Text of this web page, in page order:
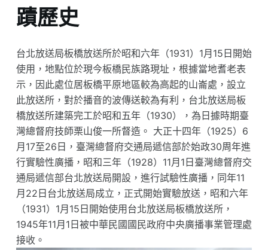
蹟歷史
台北放送局板橋放送所於昭和六年（1931）1月15日開始
使用，地點位於現今板橋民族路現址，根據當地耆老表
示，因此處位居板橋平原地區較為高起的山崙處，設立
此放送所，對於播音的波傳送較為有利，台北放送局板
橋放送所建築完工於昭和五年（1930），為日據時期臺
灣總督府技師栗山俊一所督造。 大正十四年（1925）6
月17至26日，臺灣總督府交通局遞信部於始政30周年進
行實驗性廣播，昭和三年（1928）11月1日臺灣總督府交
通局遞信部台北放送局開設，進行試驗性廣播，同年11
月22日台北放送局成立，正式開始實驗放送，昭和六年
（1931）1月15日開始使用台北放送局板橋放送所，
1945年11月1日被中華民國國民政府中央廣播事業管理處
接收。